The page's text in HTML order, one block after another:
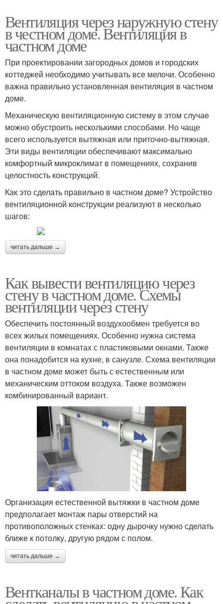
Вентиляция через наружную стену
в честном доме. Вентиляция в
частном доме
При проектировании загородных домов и городских
коттеджей необходимо учитывать все мелочи. Особенно
важна правильно установленная вентиляция в частном
доме.
Механическую вентиляционную систему в этом случае
можно обустроить несколькими способами. Но чаще
всего используется вытяжная или приточно-вытяжная.
Эти виды вентиляции обеспечивают максимально
комфортный микроклимат в помещениях, сохранив
целостность конструкций.
Как это сделать правильно в частном доме? Устройство
вентиляционной конструкции реализуют в несколько
шагов:
читать дальше →
Как вывести вентиляцию через
стену в частном доме. Схемы
вентиляции через стену
Обеспечить постоянный воздухообмен требуется во
всех жилых помещениях. Особенно нужна система
вентиляции в комнатах с пластиковыми окнами. Также
она понадобится на кухне, в санузле. Схема вентиляции
в частном доме может быть с естественным или
механическим оттоком воздуха. Также возможен
комбинированный вариант.
Организация естественной вытяжки в частном доме
предполагает монтаж пары отверстий на
противоположных стенках: одну дырочку нужно сделать
ближе к потолку, другую рядом с полом.
читать дальше →
Вентканалы в частном доме. Как